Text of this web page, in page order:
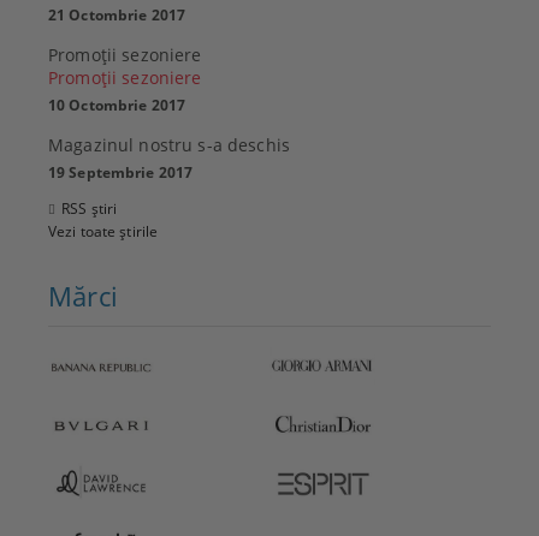
21 Octombrie 2017
Promoţii sezoniere
Promoţii sezoniere
10 Octombrie 2017
Magazinul nostru s-a deschis
19 Septembrie 2017
RSS știri
Vezi toate știrile
Mărci